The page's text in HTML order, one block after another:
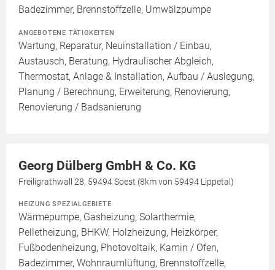
Badezimmer, Brennstoffzelle, Umwälzpumpe
ANGEBOTENE TÄTIGKEITEN
Wartung, Reparatur, Neuinstallation / Einbau,
Austausch, Beratung, Hydraulischer Abgleich,
Thermostat, Anlage & Installation, Aufbau / Auslegung,
Planung / Berechnung, Erweiterung, Renovierung,
Renovierung / Badsanierung
Georg Dülberg GmbH & Co. KG
Freiligrathwall 28, 59494 Soest (8km von 59494 Lippetal)
HEIZUNG SPEZIALGEBIETE
Wärmepumpe, Gasheizung, Solarthermie,
Pelletheizung, BHKW, Holzheizung, Heizkörper,
Fußbodenheizung, Photovoltaik, Kamin / Ofen,
Badezimmer, Wohnraumlüftung, Brennstoffzelle,